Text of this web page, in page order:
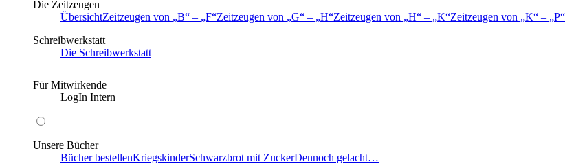
Die Zeitzeugen
ÜbersichtZeitzeugen von B – F Zeitzeugen von G – H Zeitzeugen von H – K Zeitzeugen von K – P
Schreibwerkstatt
Die Schreibwerkstatt
Für Mitwirkende
LogIn Intern
Unsere Bücher
Bücher bestellenKriegskinderSchwarzbrot mit ZuckerDennoch gelacht…